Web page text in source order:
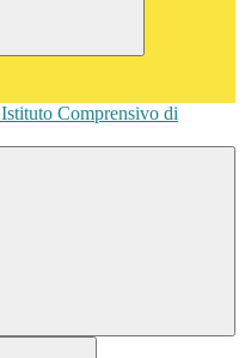
Istituto Comprensivo di